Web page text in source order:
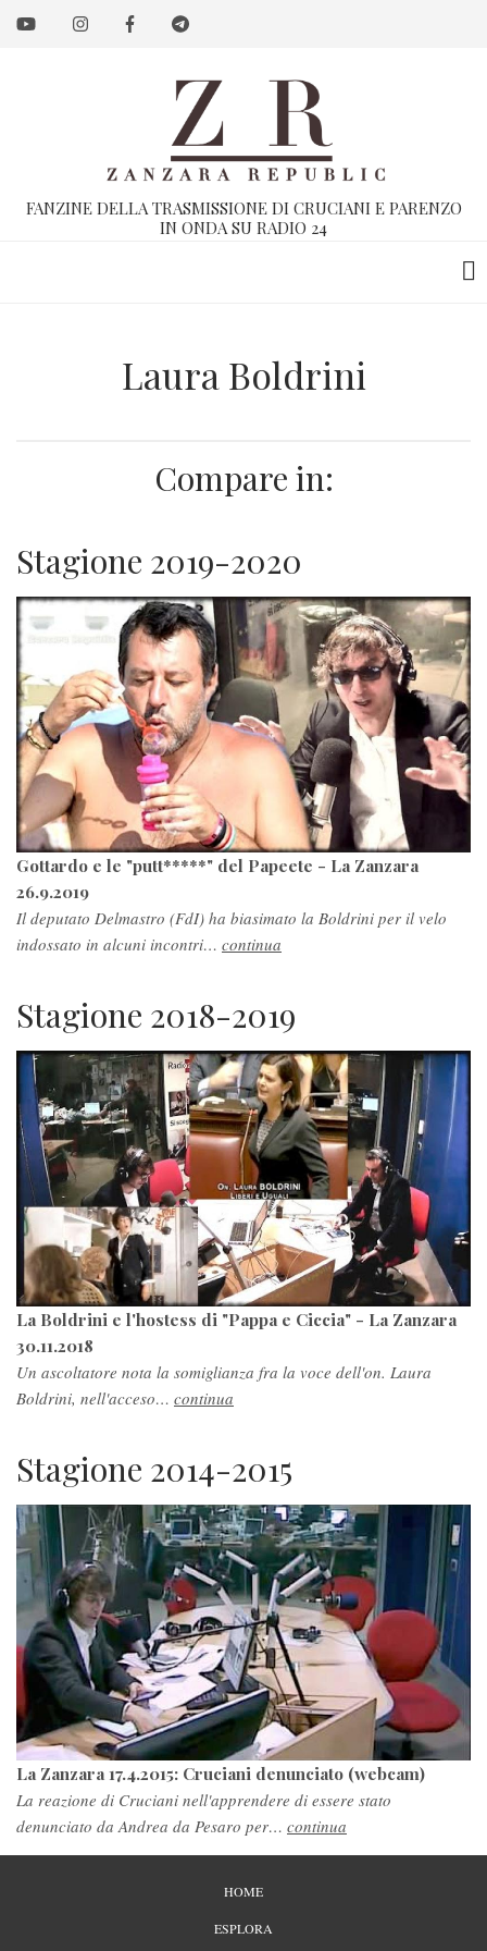
Salta
FANZINE DELLA TRASMISSIONE DI CRUCIANI E PARENZO
IN ONDA SU RADIO 24
Laura Boldrini
Compare in:
Stagione 2019-2020
Gottardo e le "putt*****" del Papeete - La Zanzara
26.9.2019
Il deputato Delmastro (FdI) ha biasimato la Boldrini per il velo
indossato in alcuni incontri… continua
Stagione 2018-2019
La Boldrini e l'hostess di "Pappa e Ciccia" - La Zanzara
30.11.2018
Un ascoltatore nota la somiglianza fra la voce dell'on. Laura
Boldrini, nell'acceso… continua
Stagione 2014-2015
La Zanzara 17.4.2015: Cruciani denunciato (webcam)
La reazione di Cruciani nell'apprendere di essere stato
denunciato da Andrea da Pesaro per… continua
HOME
ESPLORA